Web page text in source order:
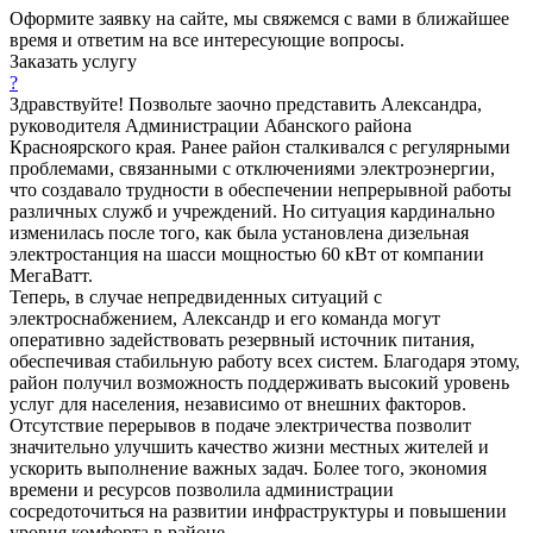
Оформите заявку на сайте, мы свяжемся с вами в ближайшее
время и ответим на все интересующие вопросы.
Заказать услугу
?
Здравствуйте! Позвольте заочно представить Александра,
руководителя Администрации Абанского района
Красноярского края. Ранее район сталкивался с регулярными
проблемами, связанными с отключениями электроэнергии,
что создавало трудности в обеспечении непрерывной работы
различных служб и учреждений. Но ситуация кардинально
изменилась после того, как была установлена дизельная
электростанция на шасси мощностью 60 кВт от компании
МегаВатт.
Теперь, в случае непредвиденных ситуаций с
электроснабжением, Александр и его команда могут
оперативно задействовать резервный источник питания,
обеспечивая стабильную работу всех систем. Благодаря этому,
район получил возможность поддерживать высокий уровень
услуг для населения, независимо от внешних факторов.
Отсутствие перерывов в подаче электричества позволит
значительно улучшить качество жизни местных жителей и
ускорить выполнение важных задач. Более того, экономия
времени и ресурсов позволила администрации
сосредоточиться на развитии инфраструктуры и повышении